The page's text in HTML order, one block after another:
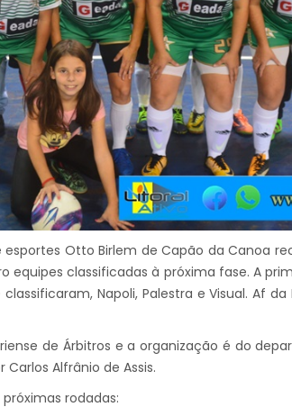
Otto Birlem de Capão da Canoa
equipes classificadas à próxima fase. A
Napoli, Palestra e Visual. Af
de Árbitros e a organização é do
Alfrânio de Assis.
rodadas: